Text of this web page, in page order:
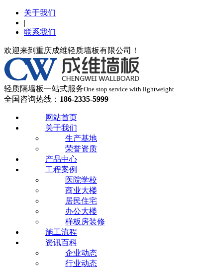
关于我们
|
联系我们
欢迎来到重庆成维轻质墙板有限公司！
轻质隔墙板一站式服务One stop service with lightweight
全国咨询热线： 186-2335-5999
网站首页
关于我们
生产基地
荣誉资质
产品中心
工程案例
医院学校
商业大楼
居民住宅
办公大楼
样板房装修
施工流程
资讯百科
企业动态
行业动态